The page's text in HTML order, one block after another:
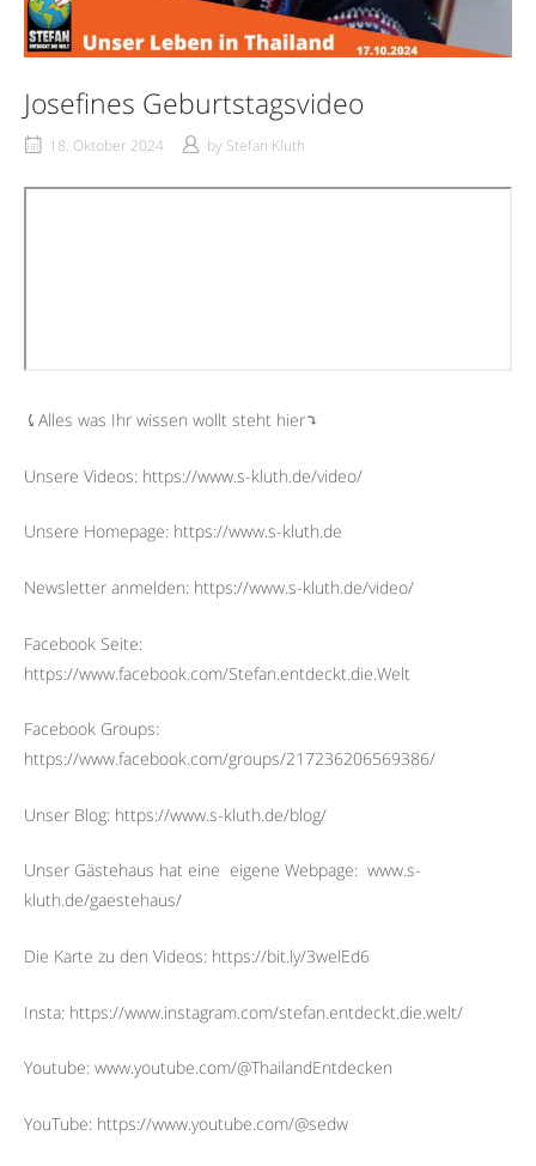
Josefines Geburtstagsvideo
18. Oktober 2024 by Stefan Kluth
⤹Alles was Ihr wissen wollt steht hier⤵︎
Unsere Videos: https://www.s-kluth.de/video/
Unsere Homepage: https://www.s-kluth.de
Newsletter anmelden: https://www.s-kluth.de/video/
Facebook Seite:
https://www.facebook.com/Stefan.entdeckt.die.Welt
Facebook Groups:
https://www.facebook.com/groups/217236206569386/
Unser Blog: https://www.s-kluth.de/blog/
Unser Gästehaus hat eine eigene Webpage: www.s-
kluth.de/gaestehaus/
Die Karte zu den Videos: https://bit.ly/3welEd6
Insta: https://www.instagram.com/stefan.entdeckt.die.welt/
Youtube: www.youtube.com/@ThailandEntdecken
YouTube: https://www.youtube.com/@sedw